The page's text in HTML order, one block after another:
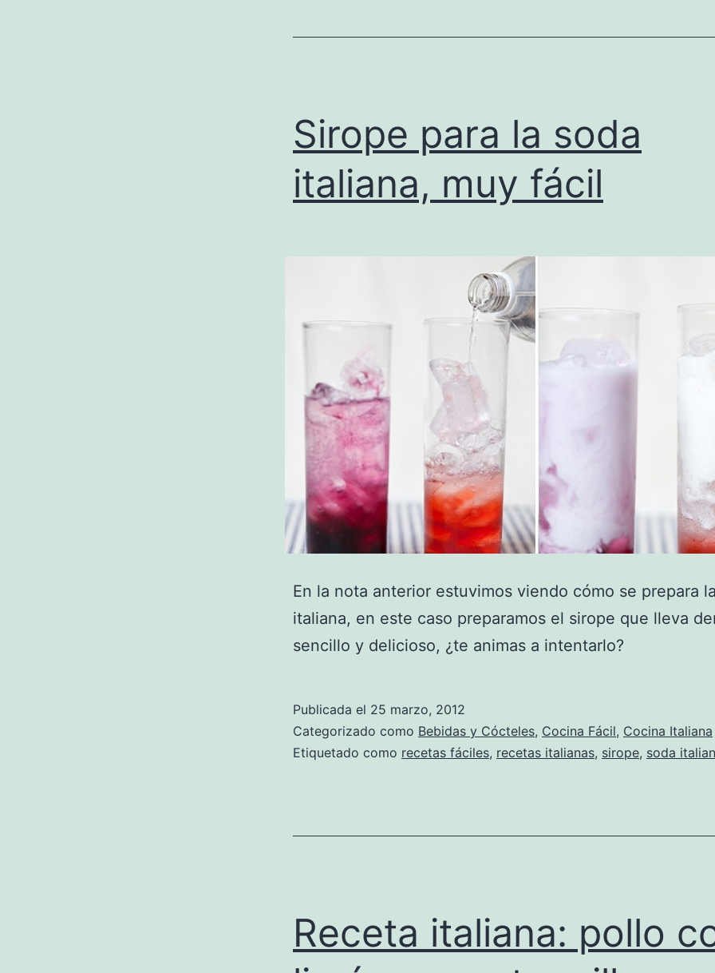
Sirope para la soda
italiana, muy fácil
En la nota anterior estuvimos viendo cómo se prepara
italiana, en este caso preparamos el sirope que lleva
sencillo y delicioso, ¿te animas a intentarlo?
Publicada el 25 marzo, 2012
Categorizado como Bebidas y Cócteles, Cocina Fácil, Cocina Italiana
Etiquetado como recetas fáciles, recetas italianas, sirope, soda
Receta italiana: pollo